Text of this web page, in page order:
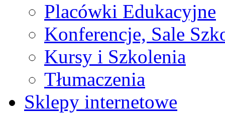
Placówki Edukacyjne
Konferencje, Sale
Kursy i Szkolenia
Tłumaczenia
Sklepy internetowe